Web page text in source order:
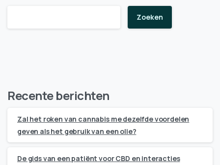
Zoeken
Recente berichten
Zal het roken van cannabis me dezelfde voordelen
geven als het gebruik van een olie?
De gids van een patiënt voor CBD en interacties